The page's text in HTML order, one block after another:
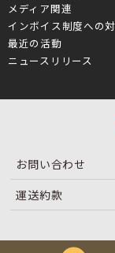
メディア関連
インボイス制度への
最近の活動
ニュースリリース
お問い合わせ
運送約款